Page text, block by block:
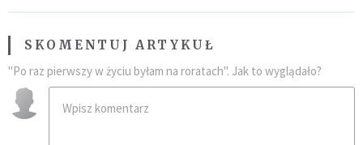
SKOMENTUJ ARTYKUŁ
"Po raz pierwszy w życiu byłam na roratach". Jak to wyglądało?